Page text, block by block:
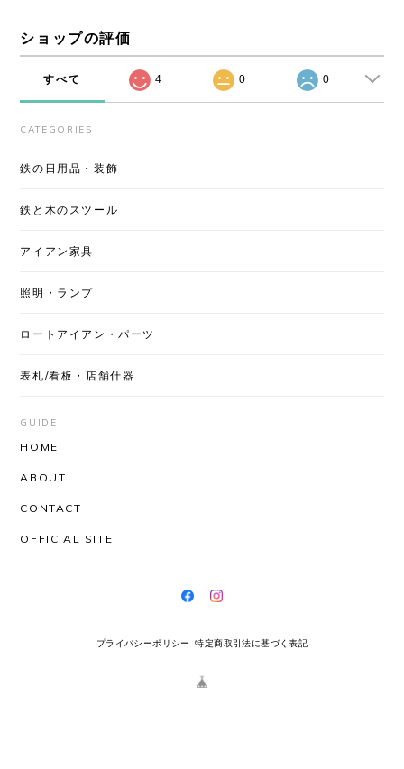
ショップの評価
すべて 4 0 0
CATEGORIES
鉄の日用品・装飾
鉄と木のスツール
アイアン家具
照明・ランプ
ロートアイアン・パーツ
表札/看板・店舗什器
GUIDE
HOME
ABOUT
CONTACT
OFFICIAL SITE
プライバシーポリシー 特定商取引法に基づく表記